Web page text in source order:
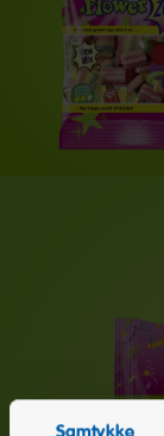
Samtykke